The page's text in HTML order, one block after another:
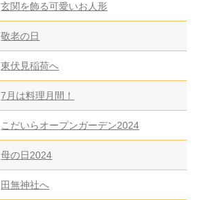
玄関を飾る可愛いお人形
敬老の日
東伏見稲荷へ
7月は料理月間！
こだいらオープンガーデン2024
母の日2024
田無神社へ